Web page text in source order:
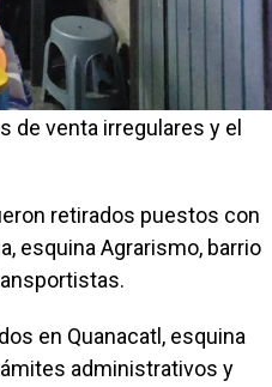
de venta irregulares y el
retirados puestos con
esquina Agrarismo, barrio
en Quanacatl, esquina
administrativos y